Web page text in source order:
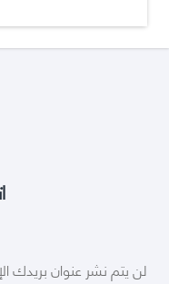
لن يتم نشر عنوان بريدك